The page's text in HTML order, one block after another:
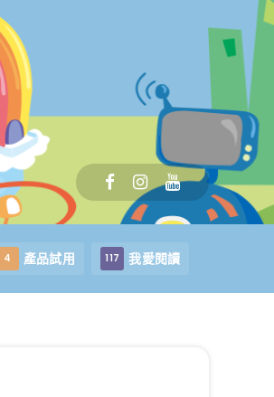
4 產品試用 117 我愛閱讀